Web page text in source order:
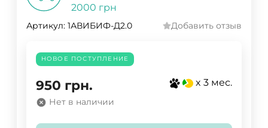
2000 грн
Артикул: 1АВИБИФ-Д2.0 Добавить отзыв
НОВОЕ ПОСТУПЛЕНИЕ
950 грн. x 3 мес.
Нет в наличии